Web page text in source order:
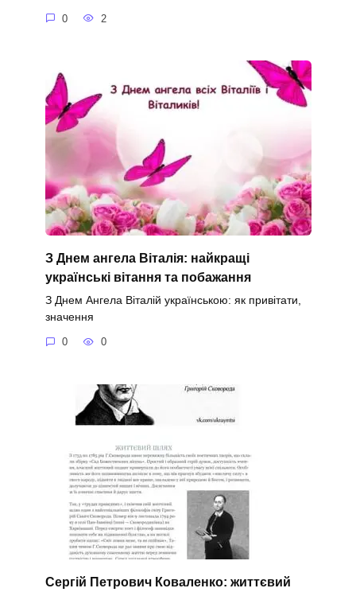
0 2
З Днем ангела Віталія: найкращі
українські вітання та побажання
З Днем Ангела Віталій українською: як привітати,
значення
0 0
Сергій Петрович Коваленко: життєвий